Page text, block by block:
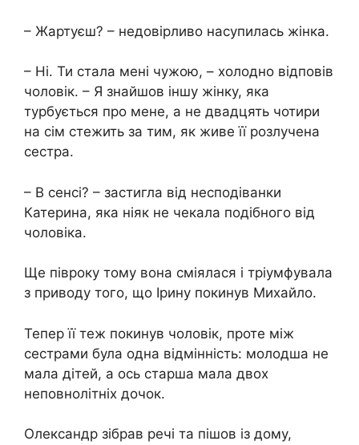
– Жартуєш? – недовірливо насупилась жінка.
– Ні. Ти стала мені чужою, – холодно відповів
чоловік. – Я знайшов іншу жінку, яка
турбується про мене, а не двадцять чотири
на сім стежить за тим, як живе її розлучена
сестра.
– В сенсі? – застигла від несподіванки
Катерина, яка ніяк не чекала подібного від
чоловіка.
Ще півроку тому вона сміялася і тріумфувала
з приводу того, що Ірину покинув Михайло.
Тепер її теж покинув чоловік, проте між
сестрами була одна відмінність: молодша не
мала дітей, а ось старша мала двох
неповнолітніх дочок.
Олександр зібрав речі та пішов із дому,